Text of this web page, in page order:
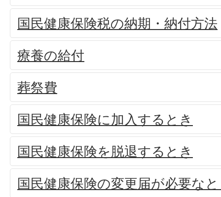
国民健康保険税の納期・納付方法
療養の給付
葬祭費
国民健康保険に加入するとき
国民健康保険を脱退するとき
国民健康保険の変更届が必要な